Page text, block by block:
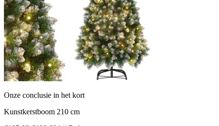
Onze conclusie in het kort
Kunstkerstboom 210 cm